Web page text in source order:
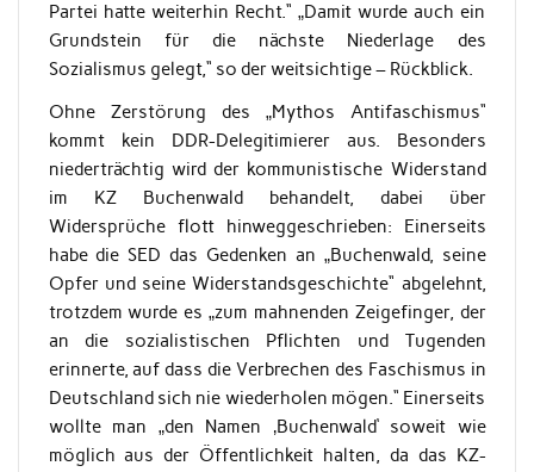
Partei hatte weiterhin Recht.“ „Damit wurde auch ein
Grundstein für die nächste Niederlage des
Sozialismus gelegt,“ so der weitsichtige – Rückblick.
Ohne Zerstörung des „Mythos Antifaschismus“
kommt kein DDR-Delegitimierer aus. Besonders
niederträchtig wird der kommunistische Widerstand
im KZ Buchenwald behandelt, dabei über
Widersprüche flott hinweggeschrieben: Einerseits
habe die SED das Gedenken an „Buchenwald, seine
Opfer und seine Widerstandsgeschichte“ abgelehnt,
trotzdem wurde es „zum mahnenden Zeigefinger, der
an die sozialistischen Pflichten und Tugenden
erinnerte, auf dass die Verbrechen des Faschismus in
Deutschland sich nie wiederholen mögen.“ Einerseits
wollte man „den Namen ‚Buchenwald‘ soweit wie
möglich aus der Öffentlichkeit halten, da das KZ-